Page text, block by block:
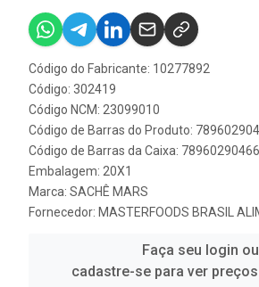
Código do Fabricante: 10277892
Código: 302419
Código NCM: 23099010
Código de Barras do Produto:
Código de Barras da Caixa:
Embalagem: 20X1
Marca: SACHÊ MARS
Fornecedor: MASTERFOODS BRASIL
Faça seu login ou
cadastre-se para ver